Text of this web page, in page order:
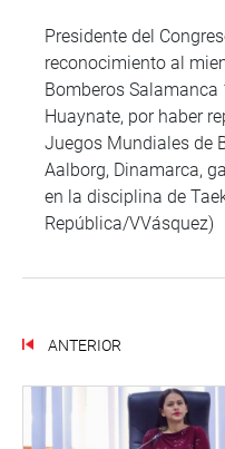
Presidente del
reconocimiento al
Bomberos Salamanca
Huaynate, por haber
Juegos Mundiales de
Aalborg, Dinamarca,
en la disciplina de
República/VVásquez)
ANTERIOR